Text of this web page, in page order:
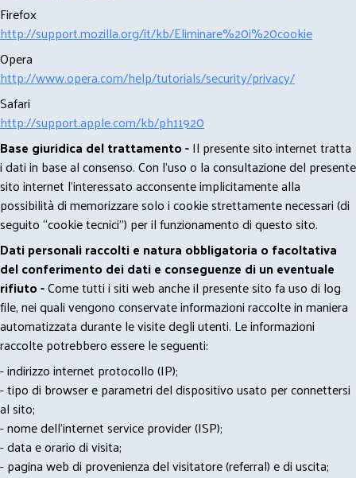
Firefox
http://support.mozilla.org/it/kb/Eliminare%20i%20cookie
Opera
http://www.opera.com/help/tutorials/security/privacy/
Safari
http://support.apple.com/kb/ph11920
Base giuridica del trattamento -Il presente sito internet tratta
i dati in base al consenso. Con l'uso o la consultazione del presente
sito internet l’interessato acconsente implicitamente alla
possibilità di memorizzare solo i cookie strettamente necessari (di
seguito “cookie tecnici”) per il funzionamento di questo sito.
Dati personali raccolti e natura obbligatoria o facoltativa
del conferimento dei dati e conseguenze di un eventuale
rifiuto -Come tutti i siti web anche il presente sito fa uso di log
file, nei quali vengono conservate informazioni raccolte in maniera
automatizzata durante le visite degli utenti. Le informazioni
raccolte potrebbero essere le seguenti:
- indirizzo internet protocollo (IP);
- tipo di browser e parametri del dispositivo usato per connettersi
al sito;
- nome dell'internet service provider (ISP);
- data e orario di visita;
- pagina web di provenienza del visitatore (referral) e di uscita;